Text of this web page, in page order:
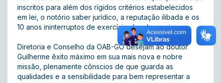
inscritos para além dos rígidos critérios estabelecidos
em lei, o notório saber jurídico, a reputação ilibada e os
10 anos ininterruptos de exercício da advocacia.
Diretoria e Conselho da OAB-GO desejam ao doutor
Guilherme êxito máximo em sua mais nova e nobre
missão, plenamente cônscios de que guarda as
qualidades e a sensibilidade para bem representar a